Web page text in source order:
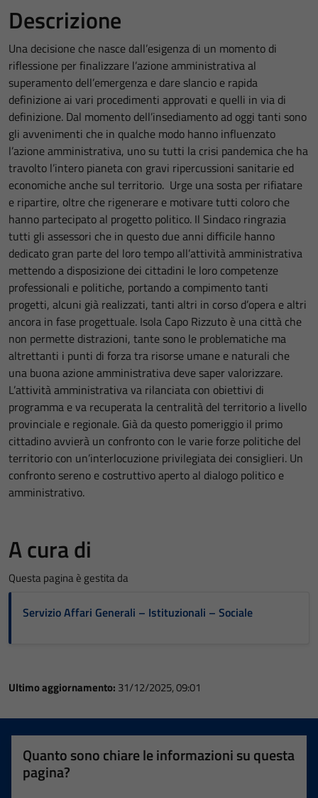
Descrizione
Una decisione che nasce dall’esigenza di un momento di
riflessione per finalizzare l’azione amministrativa al
superamento dell’emergenza e dare slancio e rapida
definizione ai vari procedimenti approvati e quelli in via di
definizione. Dal momento dell’insediamento ad oggi tanti sono
gli avvenimenti che in qualche modo hanno influenzato
l’azione amministrativa, uno su tutti la crisi pandemica che ha
travolto l’intero pianeta con gravi ripercussioni sanitarie ed
economiche anche sul territorio. Urge una sosta per rifiatare
e ripartire, oltre che rigenerare e motivare tutti coloro che
hanno partecipato al progetto politico. Il Sindaco ringrazia
tutti gli assessori che in questo due anni difficile hanno
dedicato gran parte del loro tempo all’attività amministrativa
mettendo a disposizione dei cittadini le loro competenze
professionali e politiche, portando a compimento tanti
progetti, alcuni già realizzati, tanti altri in corso d’opera e altri
ancora in fase progettuale. Isola Capo Rizzuto è una città che
non permette distrazioni, tante sono le problematiche ma
altrettanti i punti di forza tra risorse umane e naturali che
una buona azione amministrativa deve saper valorizzare.
L’attività amministrativa va rilanciata con obiettivi di
programma e va recuperata la centralità del territorio a livello
provinciale e regionale. Già da questo pomeriggio il primo
cittadino avvierà un confronto con le varie forze politiche del
territorio con un’interlocuzione privilegiata dei consiglieri. Un
confronto sereno e costruttivo aperto al dialogo politico e
amministrativo.
A cura di
Questa pagina è gestita da
Servizio Affari Generali – Istituzionali – Sociale
Ultimo aggiornamento: 31/12/2025, 09:01
Quanto sono chiare le informazioni su questa
pagina?